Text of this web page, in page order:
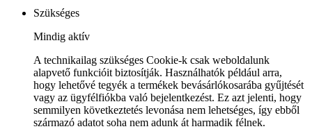
Szükséges
Mindig aktív
A technikailag szükséges Cookie-k csak weboldalunk
alapvető funkcióit biztosítják. Használhatók például arra,
hogy lehetővé tegyék a termékek bevásárlókosarába gyűjtését
vagy az ügyfélfiókba való bejelentkezést. Ez azt jelenti, hogy
semmilyen következtetés levonása nem lehetséges, így ebből
származó adatot soha nem adunk át harmadik félnek.